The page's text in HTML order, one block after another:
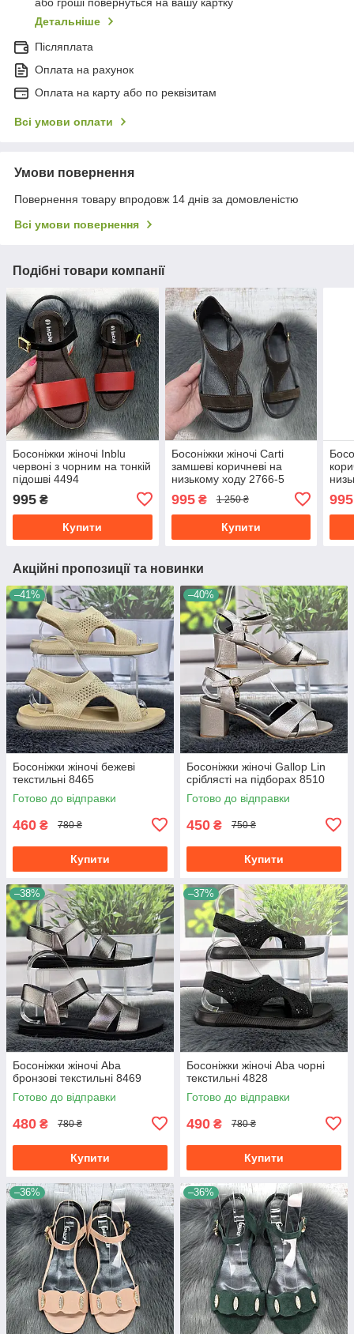
або гроші повернуться на вашу картку
Детальніше
Післяплата
Оплата на рахунок
Оплата на карту або по реквізитам
Всі умови оплати
Умови повернення
Повернення товару впродовж 14 днів за домовленістю
Всі умови повернення
Подібні товари компанії
Босоніжки жіночі Inblu
червоні з чорним на тонкій
підошві 4494
995 ₴
Купити
Босоніжки жіночі Carti
замшеві коричневі на
низькому ходу 2766-5
995₴ 1 250 ₴
Купити
995
Акційні пропозиції та новинки
–41%
Босоніжки жіночі бежеві
текстильні 8465
Готово до відправки
460 ₴ 780 ₴
Купити
–40%
Босоніжки жіночі Gallop Lin
сріблясті на підборах 8510
Готово до відправки
450 ₴ 750 ₴
Купити
–38%
Босоніжки жіночі Aba
бронзові текстильні 8469
Готово до відправки
480 ₴ 780 ₴
Купити
–37%
Босоніжки жіночі Aba чорні
текстильні 4828
Готово до відправки
490 ₴ 780 ₴
Купити
–36% –36%